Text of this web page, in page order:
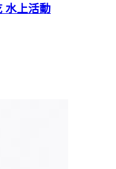
水上活動